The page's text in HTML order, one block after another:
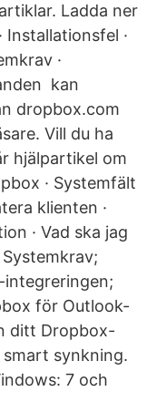
Ladda ner
Installationsfel ·
·
kan
dropbox.com
Vill du ha
hjälpartikel om
· Systemfält
klienten ·
· Vad ska jag
för Outlook-
ditt Dropbox-
synkning.
7 och